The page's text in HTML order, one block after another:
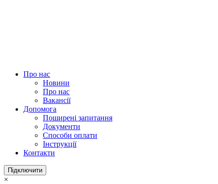
Про нас
Новини
Про нас
Вакансії
Допомога
Поширені запитання
Документи
Способи оплати
Інструкції
Контакти
Підключити
×